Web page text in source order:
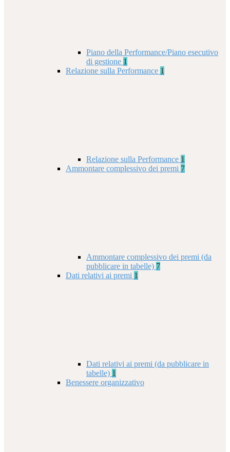
Piano della Performance/Piano esecutivo
di gestione 1
Relazione sulla Performance 1
Relazione sulla Performance 1
Ammontare complessivo dei premi 7
Ammontare complessivo dei premi (da
pubblicare in tabelle) 7
Dati relativi ai premi 1
Dati relativi ai premi (da pubblicare in
tabelle) 1
Benessere organizzativo